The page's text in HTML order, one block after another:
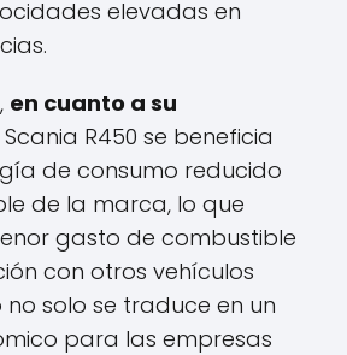
elevadas en
en cuanto a su
Scania R450 se beneficia
de consumo reducido
de la marca, lo que
gasto de combustible
con otros vehículos
no solo se traduce en un
para las empresas